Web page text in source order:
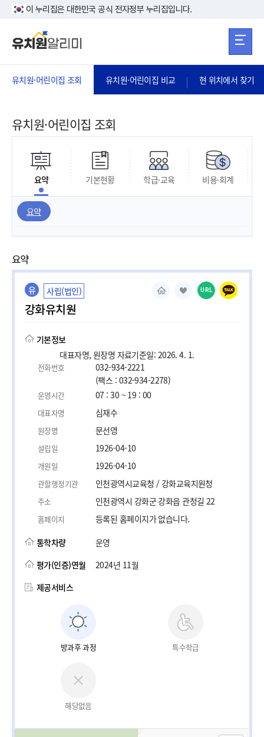
본문 바로가기
이 누리집은 대한민국 공식 전자정부 누리집입니다.
유치원·어린이집 조회 유치원·어린이집 비교 현 위치에서 찾기
유치원·어린이집 조회
요약 기본현황 학급·교육 비용·회계
요약
요약
유 사립(법인)
강화유치원
URL
기본정보
대표자명, 원장명 자료기준일: 2026. 4. 1.
전화번호
032-934-2221
(팩스 : 032-934-2278)
운영시간 07 : 30 ~ 19 : 00
대표자명 심재수
원장명 문선영
설립일 1926-04-10
개원일 1926-04-10
관할행정기관 인천광역시교육청 / 강화교육지원청
주소 인천광역시 강화군 강화읍 관청길 22
홈페이지
등록된 홈페이지가 없습니다.
통학차량
운영
평가(인증)연월
2024년 11월
제공서비스
방과후 과정 특수학급
해당없음